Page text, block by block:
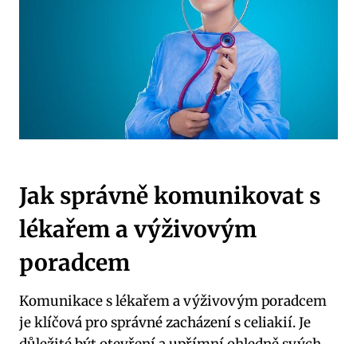
Jak správně komunikovat s
lékařem⁤ a výživovým
poradcem
Komunikace s ‌lékařem a výživovým poradcem
je klíčová pro správné zacházení s celiakií. Je